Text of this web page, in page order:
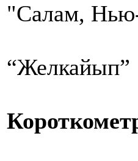
"Салам,
“Желкайып”